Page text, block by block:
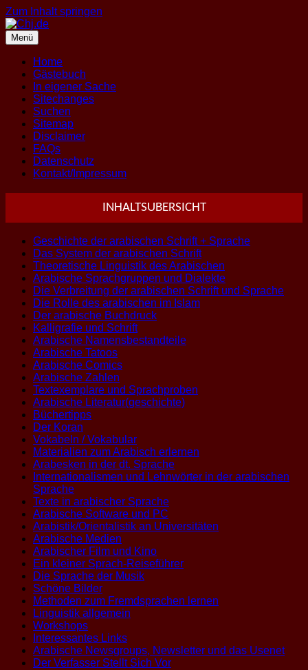
Zum Inhalt springen
Menü
Home
Gästebuch
In eigener Sache
Sitechanges
Suchen
Sitemap
Disclaimer
FAQs
Datenschutz
Kontakt/Impressum
INHALTSUBERSICHT
Geschichte der arabischen Schrift + Sprache
Das System der arabischen Schrift
Theoretische Linguistik des Arabischen
Arabische Sprachgruppen und Dialekte
Die Verbreitung der arabischen Schrift und Sprache
Die Rolle des arabischen im Islam
Der arabische Buchdruck
Kalligrafie und Schrift
Arabische Namensbestandteile
Arabische Tatoos
Arabische Comics
Arabische Zahlen
Textexemplare und Sprachproben
Arabische Literatur(geschichte)
Büchertipps
Der Koran
Vokabeln / Vokabular
Materialien zum Arabisch erlernen
Arabesken in der dt. Sprache
Internationalismen und Lehnwörter in der arabischen
Sprache
Texte in arabischer Sprache
Arabische Software und PC
Arabistik/Orientalistik an Universitäten
Arabische Medien
Arabischer Film und Kino
Ein kleiner Sprach-Reiseführer
Die Sprache der Musik
Schöne Bilder
Methoden zum Fremdsprachen lernen
Linguistik allgemein
Workshops
Interessantes Links
Arabische Newsgroups, Newsletter und das Usenet
Der Verfasser Stellt Sich Vor